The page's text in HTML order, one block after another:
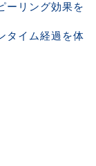
ーリング効果を
タイム経過を体